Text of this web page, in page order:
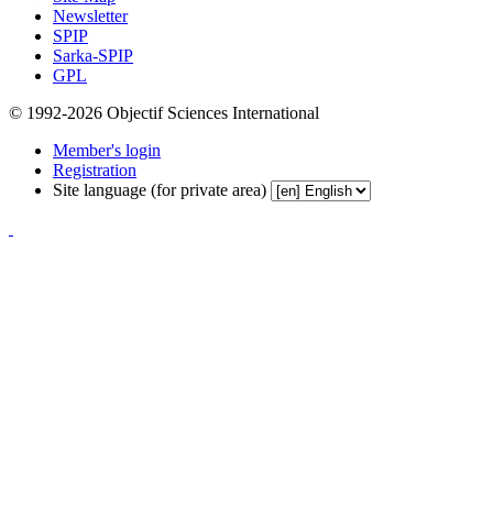
Newsletter
SPIP
Sarka-SPIP
GPL
© 1992-2026 Objectif Sciences International
Member's login
Registration
Site language (for private area)